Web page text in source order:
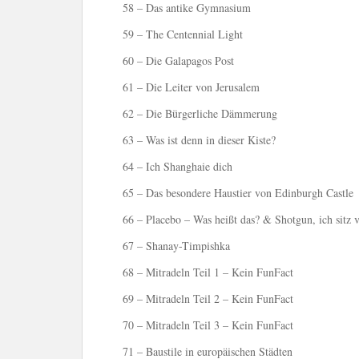
58 – Das antike Gymnasium
59 – The Centennial Light
60 – Die Galapagos Post
61 – Die Leiter von Jerusalem
62 – Die Bürgerliche Dämmerung
63 – Was ist denn in dieser Kiste?
64 – Ich Shanghaie dich
65 – Das besondere Haustier von Edinburgh Castle
66 – Placebo – Was heißt das? & Shotgun, ich sitz
67 – Shanay-Timpishka
68 – Mitradeln Teil 1 – Kein FunFact
69 – Mitradeln Teil 2 – Kein FunFact
70 – Mitradeln Teil 3 – Kein FunFact
71 – Baustile in europäischen Städten